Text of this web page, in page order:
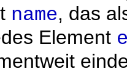
name, das
Element